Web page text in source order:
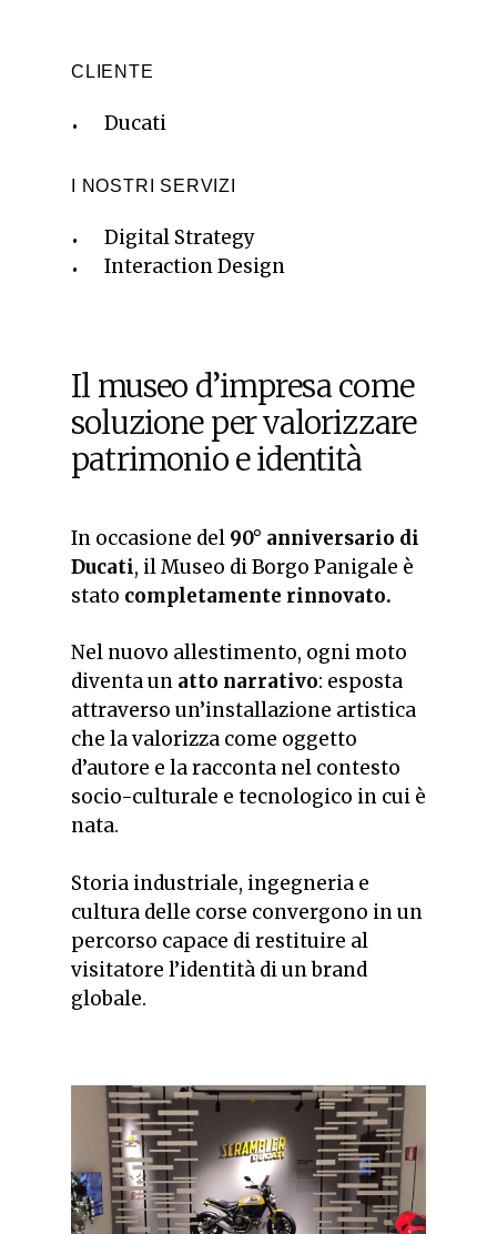
CLIENTE
Ducati
I NOSTRI SERVIZI
Digital Strategy
Interaction Design
Il museo d’impresa come
soluzione per valorizzare
patrimonio e identità
In occasione del 90° anniversario di
Ducati, il Museo di Borgo Panigale è
stato completamente rinnovato.
Nel nuovo allestimento, ogni moto
diventa un atto narrativo: esposta
attraverso un’installazione artistica
che la valorizza come oggetto
d’autore e la racconta nel contesto
socio-culturale e tecnologico in cui è
nata.
Storia industriale, ingegneria e
cultura delle corse convergono in un
percorso capace di restituire al
visitatore l’identità di un brand
globale.